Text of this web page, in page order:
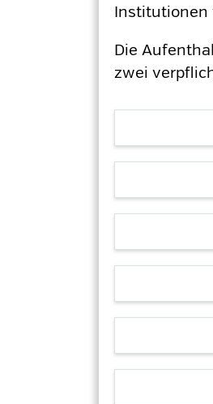
Institutionen
Die
zwei